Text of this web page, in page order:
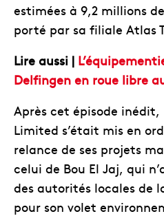
estimées à 9,2 millions
porté par sa filiale Atlas
Lire aussi |
Delfingen en roue libre
Après cet épisode inédit,
Limited s’était mis en
relance de ses projets
celui de Bou El Jaj, qui
des autorités locales de
pour son volet